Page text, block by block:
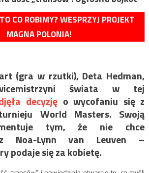
CO ROBIMY? WESPRZYJ PROJEKT
MAGNA POLONIA!
(gra w rzutki), Deta Hedman,
świata w tej
decyzjęo wycofaniu się z
World Masters. Swoją
tym, że nie chce
Noa-Lynn van Leuven –
podaje się za kobietę.